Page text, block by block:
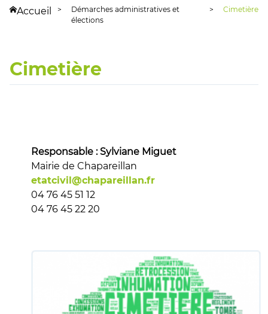
Accueil
Démarches administratives et
élections
Cimetière
Cimetière
Responsable : Sylviane Miguet
Mairie de Chapareillan
etatcivil@chapareillan.fr
04 76 45 51 12
04 76 45 22 20